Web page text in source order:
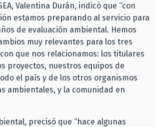
Valentina Durán, indicó que “con
estamos preparando al servicio para
de evaluación ambiental. Hemos
muy relevantes para los tres
que nos relacionamos: los titulares
proyectos, nuestros equipos de
el país y de los otros organismos
ambientales, y la comunidad en
precisó que “hace algunas